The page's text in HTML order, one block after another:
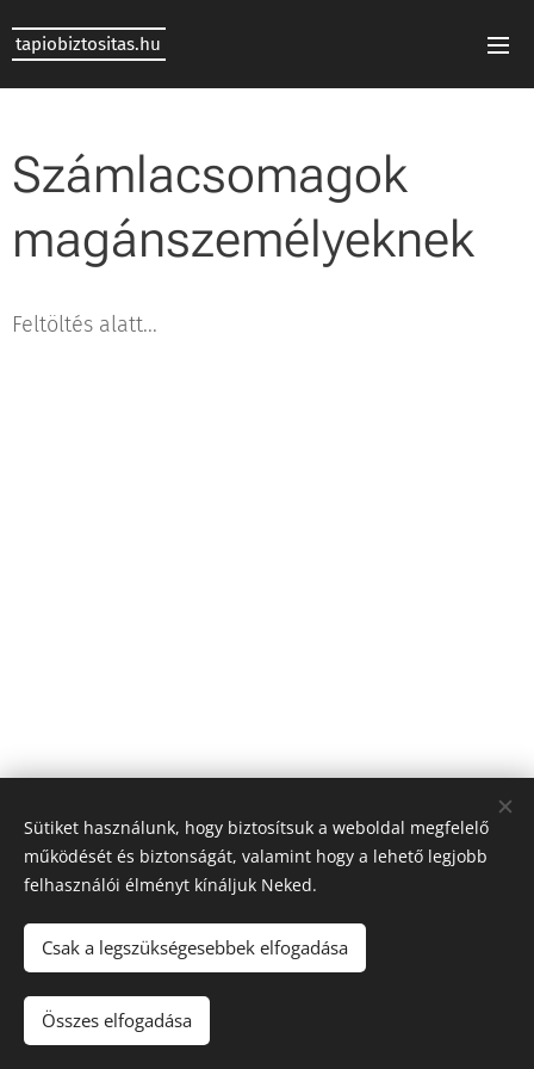
tapiobiztositas.hu
Számlacsomagok
magánszemélyeknek
Feltöltés alatt...
K&H Biztosító Varró Gábor helyi képviselő
Az oldalt aWebnode
Sütiket használunk, hogy biztosítsuk a weboldal megfelelő
működését és biztonságát, valamint hogy a lehető legjobb
felhasználói élményt kínáljuk Neked.
Csak a legszükségesebbek elfogadása
Összes elfogadása